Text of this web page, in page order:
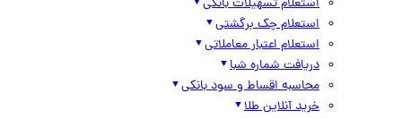
استعلام تسهیلات بانکی
استعلام چک برگشتی
استعلام اعتبار معاملاتی
دریافت شماره شبا
محاسبه اقساط و سود بانکی
خرید آنلاین طلا